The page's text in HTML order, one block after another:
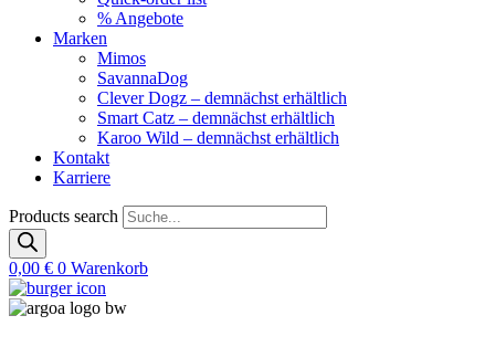
% Angebote
Marken
Mimos
SavannaDog
Clever Dogz – demnächst erhältlich
Smart Catz – demnächst erhältlich
Karoo Wild – demnächst erhältlich
Kontakt
Karriere
Products search
0,00 € 0 Warenkorb